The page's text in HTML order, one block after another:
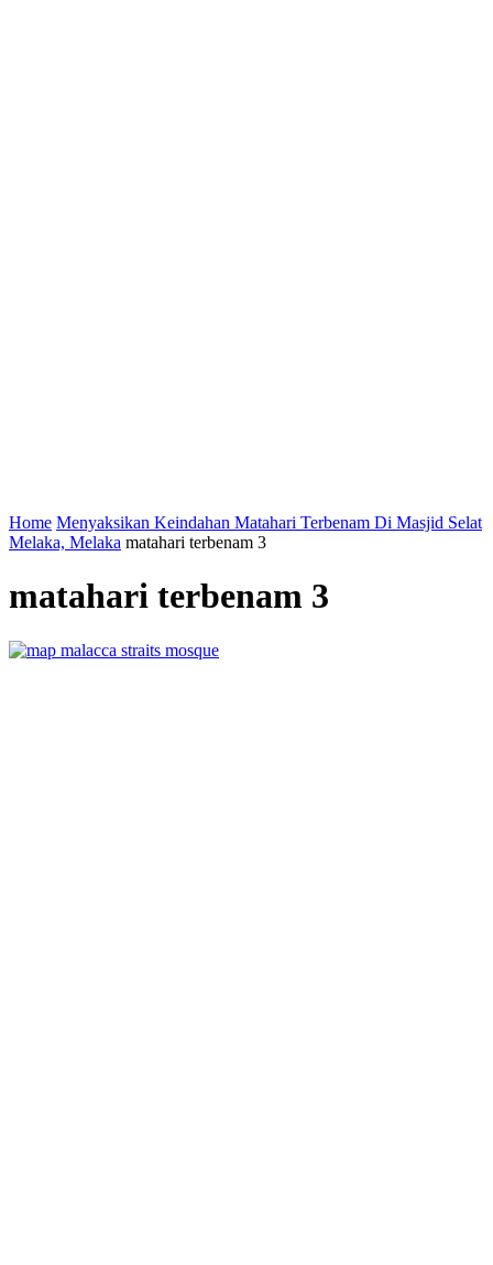
Home Menyaksikan Keindahan Matahari Terbenam Di Masjid Selat
Melaka, Melaka matahari terbenam 3
matahari terbenam 3